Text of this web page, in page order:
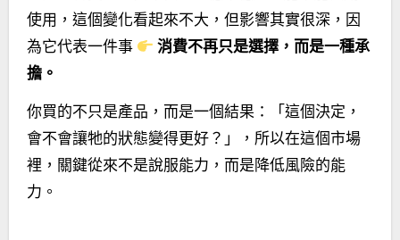
使用，這個變化看起來不大，但影響其實很深，因
為它代表一件事
消費不再只是選擇，而是一種承
擔。
你買的不只是產品，而是一個結果：「這個決定，
會不會讓牠的狀態變得更好？」，所以在這個市場
裡，關鍵從來不是說服能力，而是降低風險的能
力。